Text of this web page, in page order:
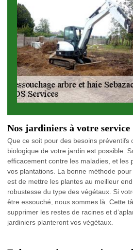
Nos jardiniers à votre service
Que ce soit pour des besoins préventifs
biologique de votre jardin est possible.
efficacement contre les maladies, et les
vos plantations. La bonne méthode
est de mettre les plantes au meilleur
robustesse du type des végétaux. Si
être essouché, nous sommes là. Cette
supprimer les restes de racines et
jardiniers planteront vos végétaux.